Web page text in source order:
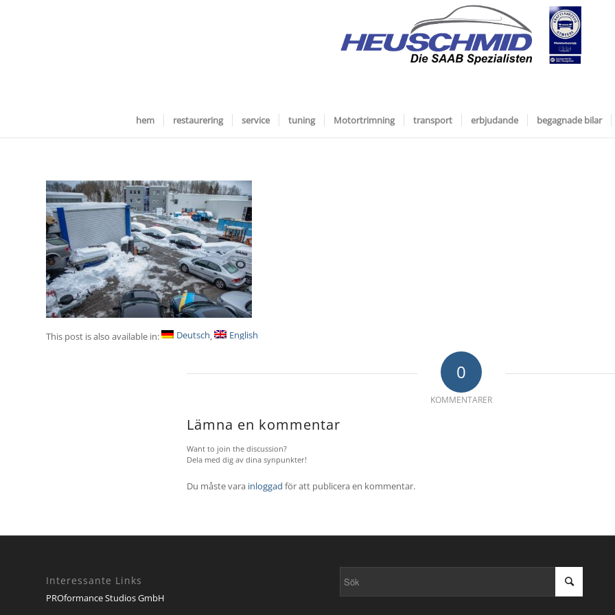
hem restaurering service tuning Motortrimning transport erbjudande begagnade bilar
This post is also available in: Deutsch English
0
KOMMENTARER
Lämna en kommentar
Want to join the discussion?
Dela med dig av dina synpunkter!
Du måste vara inloggad för att publicera en kommentar.
Interessante Links
PROformance Studios GmbH